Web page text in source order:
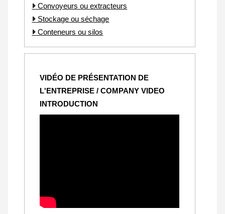
Convoyeurs ou extracteurs
Stockage ou séchage
Conteneurs ou silos
VIDÉO DE PRÉSENTATION DE
L'ENTREPRISE / COMPANY VIDEO
INTRODUCTION